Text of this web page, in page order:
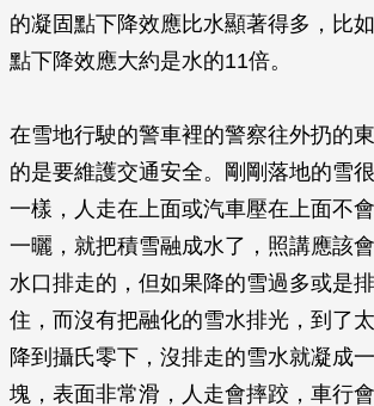
的凝固點下降效應比水顯著得多，比
點下降效應大約是水的11倍。
在雪地行駛的警車裡的警察往外扔的
的是要維護交通安全。剛剛落地的雪
一樣，人走在上面或汽車壓在上面不
一曬，就把積雪融成水了，照講應該
水口排走的，但如果降的雪過多或是
住，而沒有把融化的雪水排光，到了
降到攝氏零下，沒排走的雪水就凝成
塊，表面非常滑，人走會摔跤，車行